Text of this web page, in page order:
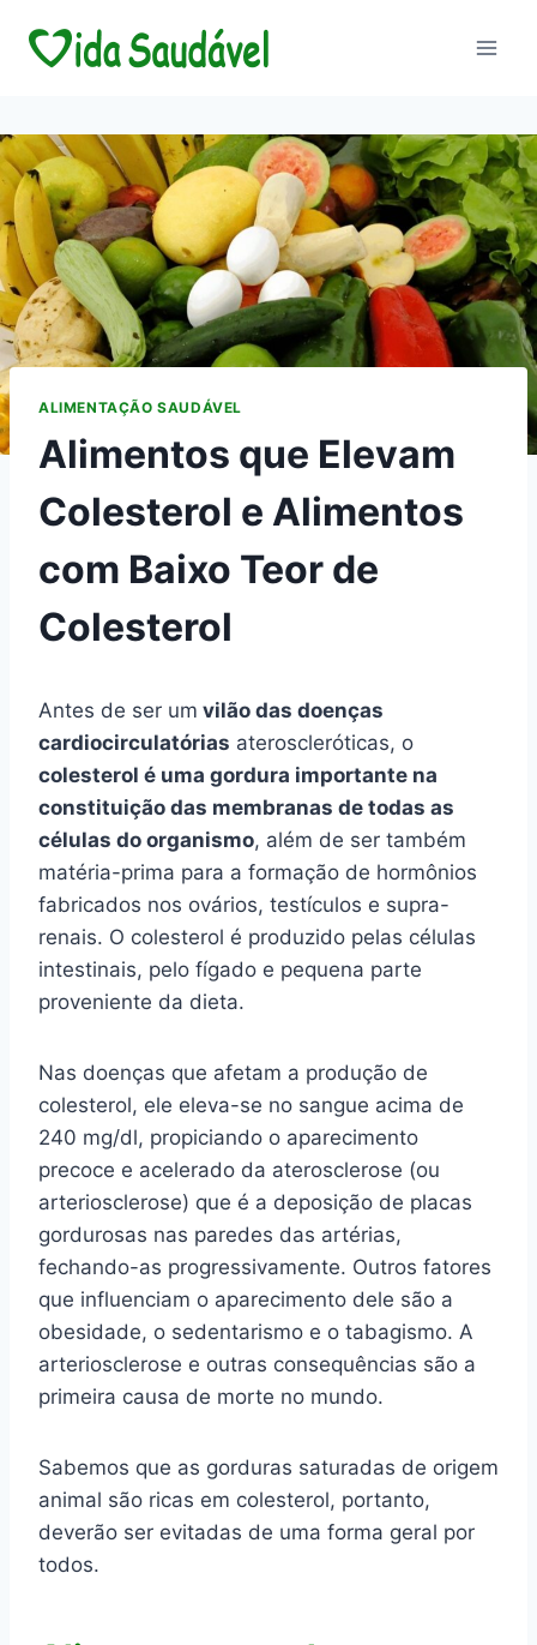
para
ALIMENTAÇÃO SAUDÁVEL
Alimentos que Elevam
Colesterol e Alimentos
com Baixo Teor de
Colesterol
Antes de ser um vilão das doenças
cardiocirculatórias ateroscleróticas, o
colesterol é uma gordura importante na
constituição das membranas de todas as
células do organismo, além de ser também
matéria-prima para a formação de hormônios
fabricados nos ovários, testículos e supra-
renais. O colesterol é produzido pelas células
intestinais, pelo fígado e pequena parte
proveniente da dieta.
Nas doenças que afetam a produção de
colesterol, ele eleva-se no sangue acima de
240 mg/dl, propiciando o aparecimento
precoce e acelerado da aterosclerose (ou
arteriosclerose) que é a deposição de placas
gordurosas nas paredes das artérias,
fechando-as progressivamente. Outros fatores
que influenciam o aparecimento dele são a
obesidade, o sedentarismo e o tabagismo. A
arteriosclerose e outras consequências são a
primeira causa de morte no mundo.
Sabemos que as gorduras saturadas de origem
animal são ricas em colesterol, portanto,
deverão ser evitadas de uma forma geral por
todos.